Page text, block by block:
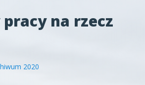
na rzecz
2020